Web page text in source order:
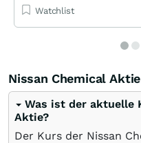
Watchlist
Nissan Chemical
Was ist der aktuelle
Aktie?
Der Kurs der Nissan